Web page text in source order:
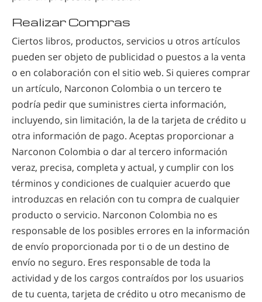
Realizar Compras
Ciertos libros, productos, servicios u otros artículos
pueden ser objeto de publicidad o puestos a la venta
o en colaboración con el sitio web. Si quieres comprar
un artículo, Narconon Colombia o un tercero te
podría pedir que suministres cierta información,
incluyendo, sin limitación, la de la tarjeta de crédito u
otra información de pago. Aceptas proporcionar a
Narconon Colombia o dar al tercero información
veraz, precisa, completa y actual, y cumplir con los
términos y condiciones de cualquier acuerdo que
introduzcas en relación con tu compra de cualquier
producto o servicio. Narconon Colombia no es
responsable de los posibles errores en la información
de envío proporcionada por ti o de un destino de
envío no seguro. Eres responsable de toda la
actividad y de los cargos contraídos por los usuarios
de tu cuenta, tarjeta de crédito u otro mecanismo de